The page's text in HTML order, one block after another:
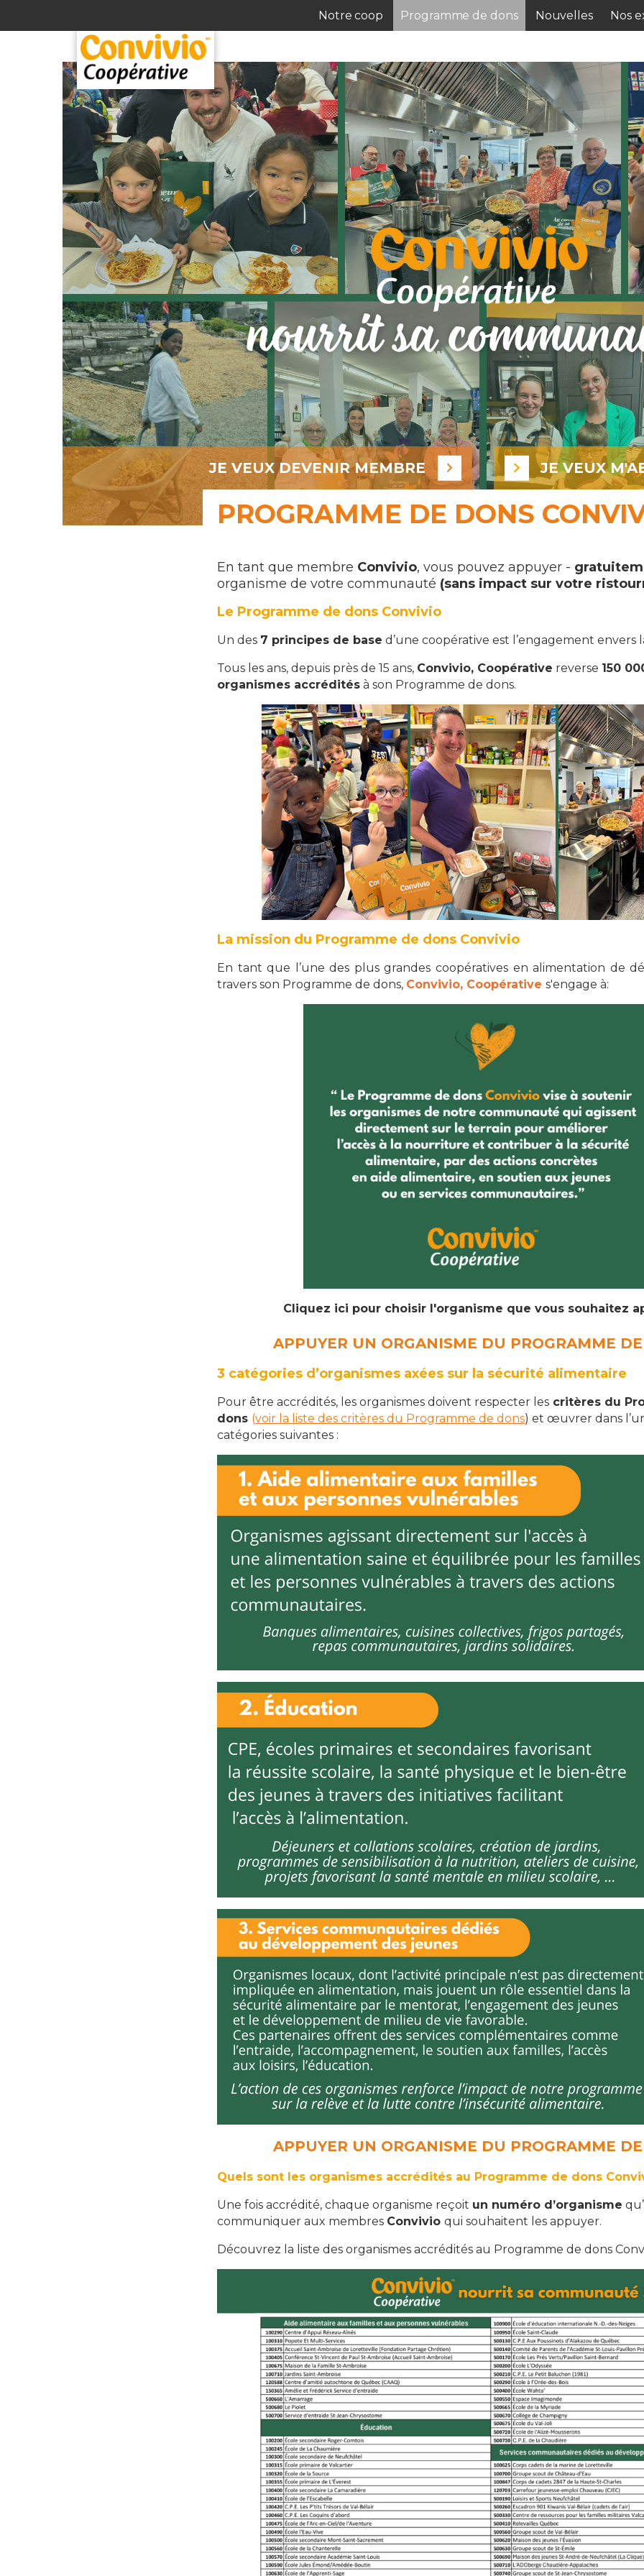
Notre coop Programme de dons Nouvelles Nos
JE VEUX DEVENIR MEMBRE JE VEUX
PROGRAMME DE DONS
En tant que membre Convivio, vous pouvez appuyer -
organisme de votre communauté (sans impact sur votre
Le Programme de dons Convivio
Un des 7 principes de base d’une coopérative est l’engagement envers
Tous les ans, depuis près de 15 ans, Convivio, Coopérative reverse 150
organismes accrédités à son Programme de dons.
La mission du Programme de dons Convivio
En tant que l’une des plus grandes coopératives en alimentation de
travers son Programme de dons, Convivio, Coopérative s'engage à:
Cliquez ici pour choisir l'organisme que vous souhaitez
APPUYER UN ORGANISME DU PROGRAMME
3 catégories d’organismes axées sur la sécurité alimentaire
Pour être accrédités, les organismes doivent respecter les critères du
dons (voir la liste des critères du Programme de dons) et œuvrer dans
catégories suivantes :
APPUYER UN ORGANISME DU PROGRAMME
Quels sont les organismes accrédités au Programme de dons
Une fois accrédité, chaque organisme reçoit un numéro d’organisme
communiquer aux membres Convivio qui souhaitent les appuyer.
Découvrez la liste des organismes accrédités au Programme de dons